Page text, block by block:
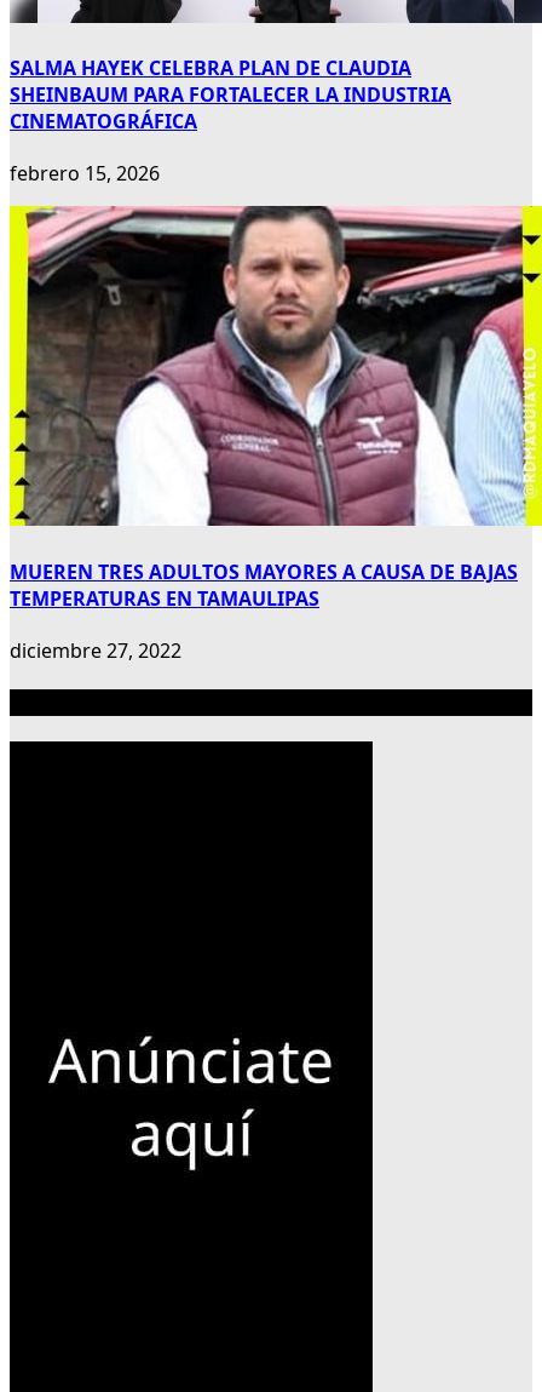
SALMA HAYEK CELEBRA PLAN DE CLAUDIA
SHEINBAUM PARA FORTALECER LA INDUSTRIA
CINEMATOGRÁFICA
febrero 15, 2026
MUEREN TRES ADULTOS MAYORES A CAUSA DE BAJAS
TEMPERATURAS EN TAMAULIPAS
diciembre 27, 2022